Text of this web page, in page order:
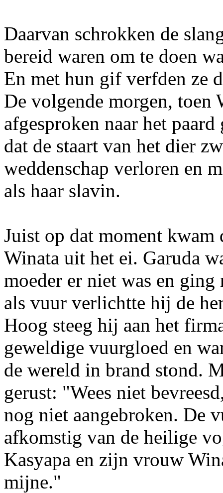
Daarvan schrokken de
bereid waren om te doen
En met hun gif verfden ze
De volgende morgen, toen
afgesproken naar het
dat de staart van het dier
weddenschap verloren en
als haar slavin.
Juist op dat moment kwam
Winata uit het ei. Garuda
moeder er niet was en
als vuur verlichtte hij de
Hoog steeg hij aan het
geweldige vuurgloed en
de wereld in brand stond.
gerust: "Wees niet
nog niet aangebroken. De
afkomstig van de heilige
Kasyapa en zijn vrouw
mijne."